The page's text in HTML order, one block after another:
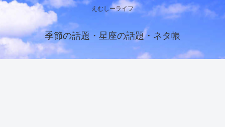
えむしーライフ
季節の話題・星座の話題・ネタ帳